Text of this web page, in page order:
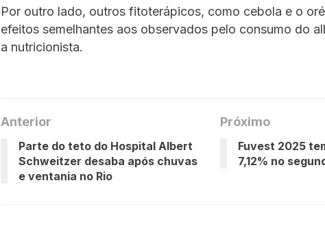
Por outro lado, outros fitoterápicos, como cebola e o
efeitos semelhantes aos observados pelo consumo do
a nutricionista.
Anterior
Parte do teto do Hospital Albert
Schweitzer desaba após chuvas
e ventania no Rio
Próximo
Fuvest 2025
7,12% no